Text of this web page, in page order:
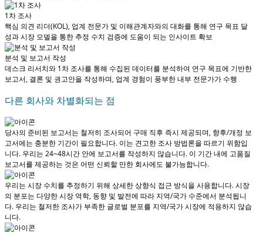
1차 조사
핵심 의견 리더(KOL), 업계 전문가 및 이해관계자와의 대화를 통해 연구 목표 달
성과 시장 모델을 통한 추정 수치 검증에 도움이 되는 인사이트 확보
분석 및 보고서 작성
데스크 리서치와 1차 조사를 통해 수집된 데이터를 분석하여 연구 목표에 기반한
보고서, 결론 및 권고안을 작성하며, 업계 경험이 풍부한 내부 전문가가 수행
다른 회사와 차별화되는 점
당사의 준비된 보고서는 철저히 조사되어 구매 직후 즉시 제공되며, 향후/개정 보
고서에는 충분한 기간이 필요합니다. 이는 견고한 조사 방법론을 따르기 위함입
니다. 우리는 24~48시간 안에 보고서를 작성하지 않습니다. 이 기간 내에 고품질
보고서를 제공하는 것은 어떤 신뢰할 만한 회사에도 불가능합니다.
우리는 시장 수치를 추정하기 위해 상세한 상향식 접근 방식을 사용합니다. 시장
의 분포는 다양한 시장 역학, 동향 및 발전에 따라 지역/국가 수준에서 분석됩니
다. 우리는 철저한 조사가 부족한 글로벌 분포를 지역/국가 시장에 적용하지 않습
니다.